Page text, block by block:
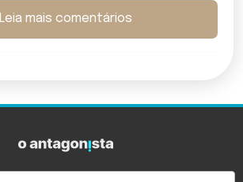
Leia mais comentários